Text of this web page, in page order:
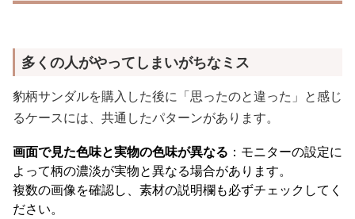
多くの人がやってしまいがちなミス
豹柄サンダルを購入した後に「思ったのと違った」と感じ
るケースには、共通したパターンがあります。
画面で見た色味と実物の色味が異なる ：モニターの設定に
よって柄の濃淡が実物と異なる場合があります。
複数の画像を確認し、素材の説明欄も必ずチェックしてく
ださい。